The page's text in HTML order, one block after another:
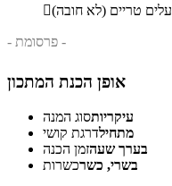
עלים טריים (לא חובה)
- פרסומת -
אופן הכנת המתכון
עיקריותסוג המנה
מתחילדרגת קושי
בערך שעהזמן הכנה
בשרי, כשרכשרות